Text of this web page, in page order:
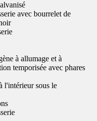
avec bourrelet de
à allumage et à
temporisée avec phares
l'intérieur sous le